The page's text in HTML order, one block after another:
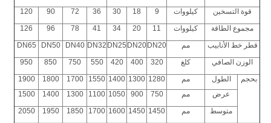
قوة التسخين
كيلووات 9
18
30
36
72
90
120
مجموع الطاقة
كيلووات 11
20
34
41
78
96
126
قطر خط الأنابيب
مم DN20
DN20
DN25
DN32
DN40
DN50
DN65
الوزن الصافي
كلغ 320
400
420
550
750
850
950
بحجم
الطول مم 1280
1300
1400
1550
1700
1800
1900
عرض
مم 750
900
1050
1100
1300
1400
1500
متوسط
مم 1450
1450
1600
1700
1850
1950
2050